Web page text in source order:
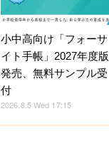
小中高向け「フォーサ
イト手帳」2027年度版
発売、無料サンプル受
付
2026.8.5 Wed 17:15